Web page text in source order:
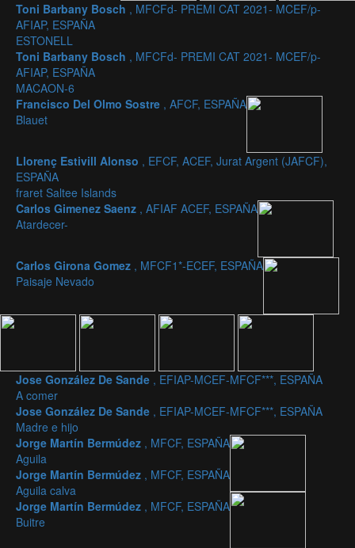
Toni Barbany Bosch , MFCFd- PREMI CAT 2021- MCEF/p-
AFIAP, ESPAÑA
ESTONELL
Toni Barbany Bosch , MFCFd- PREMI CAT 2021- MCEF/p-
AFIAP, ESPAÑA
MACAON-6
Francisco Del Olmo Sostre , AFCF, ESPAÑA
Blauet
Llorenç Estivill Alonso , EFCF, ACEF, Jurat Argent (JAFCF),
ESPAÑA
fraret Saltee Islands
Carlos Gimenez Saenz , AFIAF ACEF, ESPAÑA
Atardecer-
Carlos Girona Gomez , MFCF1*-ECEF, ESPAÑA
Paisaje Nevado
Jose González De Sande , EFIAP-MCEF-MFCF***, ESPAÑA
A comer
Jose González De Sande , EFIAP-MCEF-MFCF***, ESPAÑA
Madre e hijo
Jorge Martín Bermúdez , MFCF, ESPAÑA
Aguila
Jorge Martín Bermúdez , MFCF, ESPAÑA
Aguila calva
Jorge Martín Bermúdez , MFCF, ESPAÑA
Buitre